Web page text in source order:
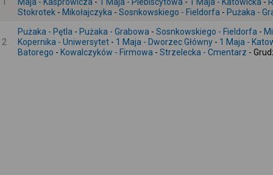
Stokrotek - Mikołajczyka - Sosnkowskiego - Fieldorfa - Pużaka -
2
Pużaka - Pętla - Pużaka - Grabowa - Sosnkowskiego - Fieldorfa -
Kopernika - Uniwersytet - 1 Maja - Dworzec Główny - 1 Maja -
Batorego - Kowalczyków - Firmowa - Strzelecka - Cmentarz -